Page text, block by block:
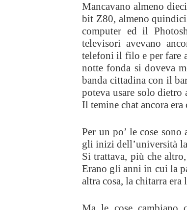
Mancavano almeno
bit Z80, almeno
computer ed il
televisori avevano
telefoni il filo e per fare
notte fonda si doveva
banda cittadina con il
poteva usare solo
Il temine chat ancora
Per un po’ le cose
gli inizi dell’università la
Si trattava, più che
Erano gli anni in cui la
altra cosa, la chitarra era